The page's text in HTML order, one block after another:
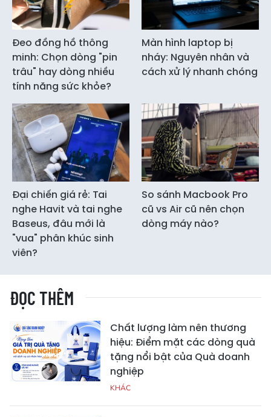
Đeo đồng hồ thông
minh: Chọn dòng "pin
trâu" hay dòng nhiều
tính năng sức khỏe?
Màn hình laptop bị
nháy: Nguyên nhân và
cách xử lý nhanh chóng
Đại chiến giá rẻ: Tai
nghe Havit và tai nghe
Baseus, đâu mới là
"vua" phân khúc sinh
viên?
So sánh Macbook Pro
cũ vs Air cũ nên chọn
dòng máy nào?
ĐỌC THÊM
Chất lượng làm nên thương
hiệu: Điểm mặt các dòng quà
tặng nổi bật của Quà doanh
nghiệp
KHÁC